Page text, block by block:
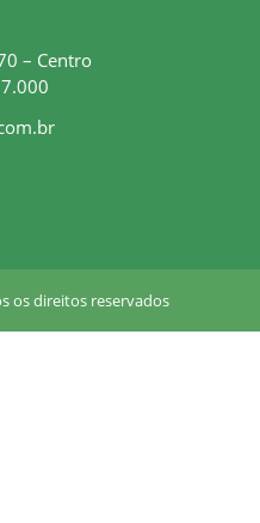
– Centro
os direitos reservados